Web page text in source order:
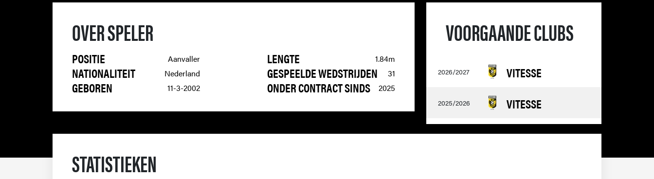
OVER SPELER
POSITIE Aanvaller
NATIONALITEIT Nederland
GEBOREN 11-3-2002
LENGTE 1.84m
GESPEELDE WEDSTRIJDEN 31
ONDER CONTRACT SINDS 2025
VOORGAANDE CLUBS
2026/2027 VITESSE
2025/2026 VITESSE
2022/2023 FC EINDHOVEN
STATISTIEKEN